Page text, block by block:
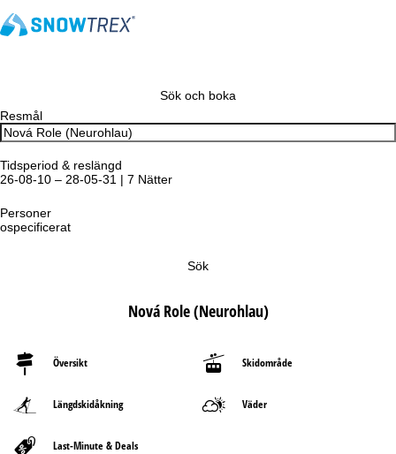
Sök och boka
Resmål
Tidsperiod & reslängd
26-08-10 – 28-05-31 | 7 Nätter
Personer
ospecificerat
Sök
Nová Role (Neurohlau)
Översikt Skidområde
Längdskidåkning Väder
Last-Minute & Deals